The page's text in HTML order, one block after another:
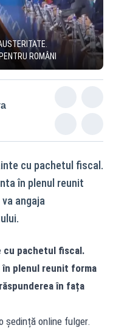
ROMÂNI
cu pachetul fiscal.
în plenul reunit
angaja
cu pachetul fiscal.
în plenul reunit forma
în fața
ședință online fulger.